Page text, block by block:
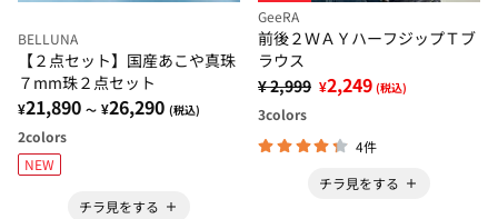
BELLUNA
【２点セット】国産あこや真珠
７mm珠２点セット
¥21,890 ～ ¥26,290 (税込)
2colors
NEW
チラ見をする
GeeRA
前後２ＷＡＹハーフジップＴブ
ラウス
¥ 2,999 ¥2,249 (税込)
3colors
4件
チラ見をする